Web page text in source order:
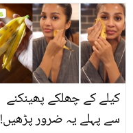
بتائے راز
کیلے کے چھلکے پھینکنے
سے پہلے یہ ضرور پڑھیں!